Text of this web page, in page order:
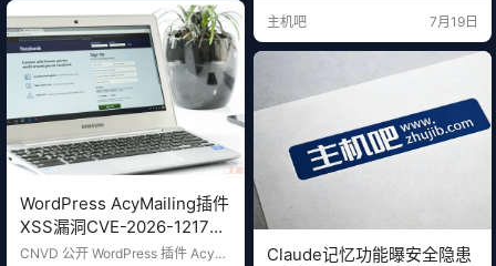
复步骤及数据库加固方案，建议电
主机吧 7月19日
WordPress AcyMailing插件
XSS漏洞CVE-2026-12170
中危请尽快更新
CNVD 公开 WordPress 插件 AcyM
Claude记忆功能曝安全隐患